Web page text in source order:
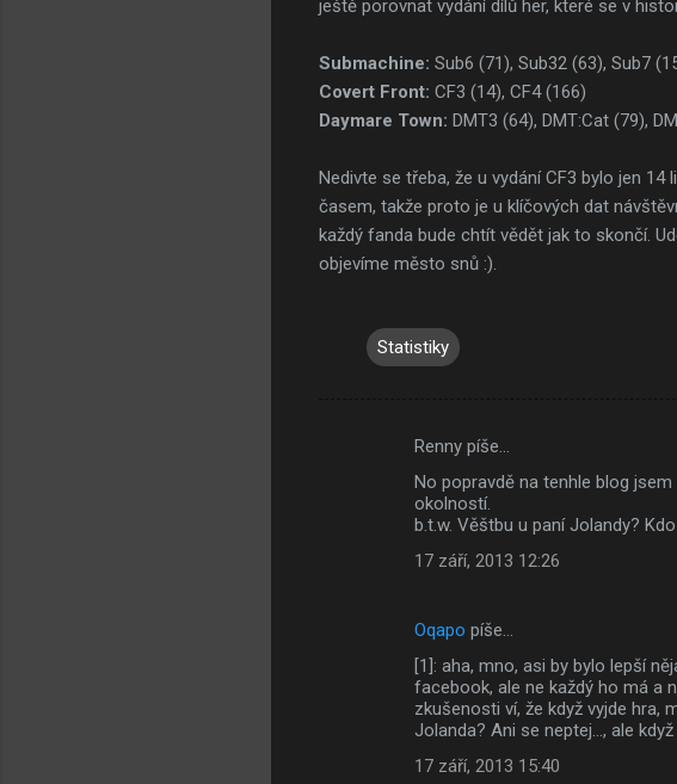
ještě porovnat vydání dílů her, které se v
Submachine: Sub6 (71), Sub32 (63), Sub7
Covert Front: CF3 (14), CF4 (166)
Daymare Town: DMT3 (64), DMT:Cat (79),
Nedivte se třeba, že u vydání CF3 bylo jen
časem, takže proto je u klíčových dat
každý fanda bude chtít vědět jak to skončí.
objevíme město snů :).
Statistiky
Renny píše…
No popravdě na tenhle blog
okolností.
b.t.w. Věštbu u paní Jolandy?
17 září, 2013 12:26
Oqapo píše…
[1]: aha, mno, asi by bylo lepší
facebook, ale ne každý ho má a
zkušenosti ví, že když vyjde hra,
Jolanda? Ani se neptej..., ale když
17 září, 2013 15:40